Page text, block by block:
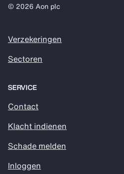
© 2026 Aon plc
Verzekeringen
Sectoren
SERVICE
Contact
Klacht indienen
Schade melden
Inloggen